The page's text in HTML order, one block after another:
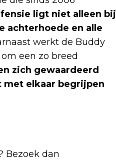
ligt niet alleen bij
achterhoede en alle
werkt de Buddy
een zo breed
zich gewaardeerd
met elkaar begrijpen
Bezoek dan